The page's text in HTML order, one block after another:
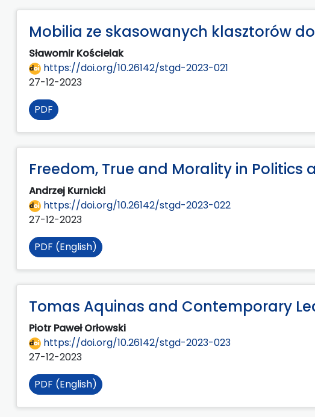
Mobilia ze skasowanych klasztorów
Sławomir Kościelak
https://doi.org/10.26142/stgd-2023-021
27-12-2023
PDF
Freedom, True and Morality in
Andrzej Kurnicki
https://doi.org/10.26142/stgd-2023-022
27-12-2023
PDF (English)
Tomas Aquinas and Contemporary
Piotr Paweł Orłowski
https://doi.org/10.26142/stgd-2023-023
27-12-2023
PDF (English)